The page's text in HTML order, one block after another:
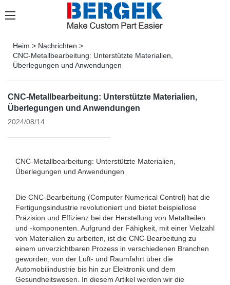
Heim > Nachrichten >
CNC-Metallbearbeitung: Unterstützte Materialien,
Überlegungen und Anwendungen
CNC-Metallbearbeitung: Unterstützte Materialien,
Überlegungen und Anwendungen
2024/08/14
CNC-Metallbearbeitung: Unterstützte Materialien,
Überlegungen und Anwendungen
Die CNC-Bearbeitung (Computer Numerical Control) hat die
Fertigungsindustrie revolutioniert und bietet beispiellose
Präzision und Effizienz bei der Herstellung von Metallteilen
und -komponenten. Aufgrund der Fähigkeit, mit einer Vielzahl
von Materialien zu arbeiten, ist die CNC-Bearbeitung zu
einem unverzichtbaren Prozess in verschiedenen Branchen
geworden, von der Luft- und Raumfahrt über die
Automobilindustrie bis hin zur Elektronik und dem
Gesundheitswesen. In diesem Artikel werden wir die